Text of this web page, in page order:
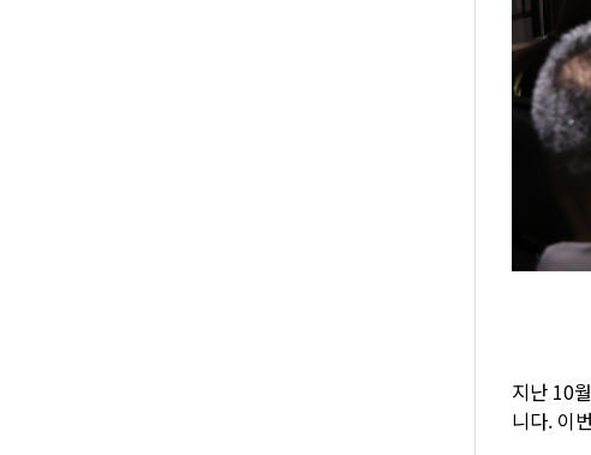
지난 10
니다. 이